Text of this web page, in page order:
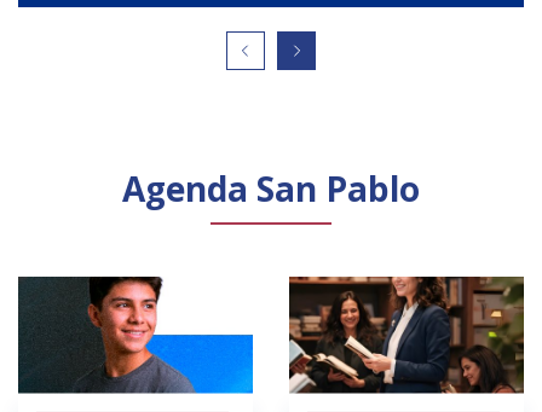
Agenda San Pablo